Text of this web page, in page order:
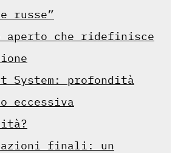
russe”
aperto che ridefinisce
System: profondità
eccessiva
finali: un